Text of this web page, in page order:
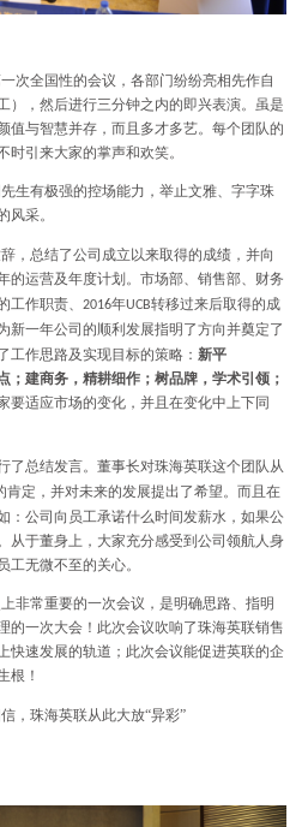
次全国性的会议，各部门纷纷亮相先作自
），然后进行三分钟之内的即兴表演。虽是
值与智慧并存，而且多才多艺。每个团队的
时引来大家的掌声和欢笑。
生有极强的控场能力，举止文雅、字字珠
风采。
，总结了公司成立以来取得的成绩，并向
的运营及年度计划。市场部、销售部、财务
工作职责、2016年UCB转移过来后取得的成
新一年公司的顺利发展指明了方向并奠定了
工作思路及实现目标的策略：新平
；建商务，精耕细作；树品牌，学术引领；
要适应市场的变化，并且在变化中上下同
了总结发言。董事长对珠海英联这个团队从
肯定，并对未来的发展提出了希望。而且在
：公司向员工承诺什么时间发薪水，如果公
从于董身上，大家充分感受到公司领航人身
工无微不至的关心。
非常重要的一次会议，是明确思路、指明
的一次大会！此次会议吹响了珠海英联销售
快速发展的轨道；此次会议能促进英联的企
根！
，珠海英联从此大放“异彩”